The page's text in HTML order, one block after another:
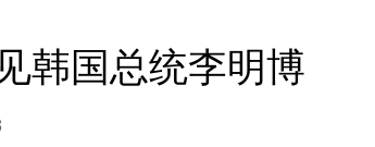
韩国总统李明博